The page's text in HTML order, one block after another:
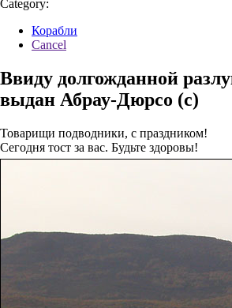
Category:
Корабли
Cancel
Ввиду долгожданной
выдан Абрау-Дюрсо (с)
Товарищи подводники, с праздником!
Сегодня тост за вас. Будьте здоровы!